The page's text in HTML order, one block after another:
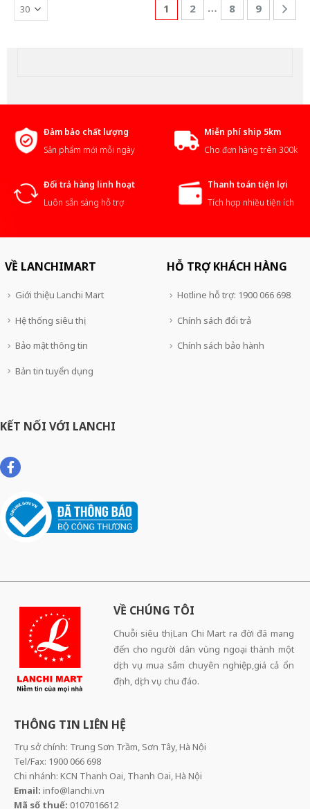
1 2 … 8 9
Đảm bảo chất lượng
Sản phẩm mới mỗi ngày
Miễn phí ship 5km
Cho đơn hàng trên 300k
Đổi trả hàng linh hoạt
Luôn sẵn sàng hỗ trợ
Thanh toán tiện lợi
Tích hợp nhiều tiện ích
VỀ LANCHIMART
Giới thiệu Lanchi Mart
Hệ thống siêu thị
Bảo mật thông tin
Bản tin tuyển dụng
HỖ TRỢ KHÁCH HÀNG
Hotline hỗ trợ: 1900 066 698
Chính sách đổi trả
Chính sách bảo hành
KẾT NỐI VỚI LANCHI
VỀ CHÚNG TÔI
Chuỗi siêu thị Lan Chi Mart ra đời đã mang
đến cho người dân vùng ngoại thành một
dịch vụ mua sắm chuyên nghiệp,giá cả ổn
định, dịch vụ chu đáo.
THÔNG TIN LIÊN HỆ
Trụ sở chính: Trung Sơn Trầm, Sơn Tây, Hà Nội
Tel/Fax: 1900 066 698
Chi nhánh: KCN Thanh Oai, Thanh Oai, Hà Nội
Email: info@lanchi.vn
Mã số thuế: 0107016612